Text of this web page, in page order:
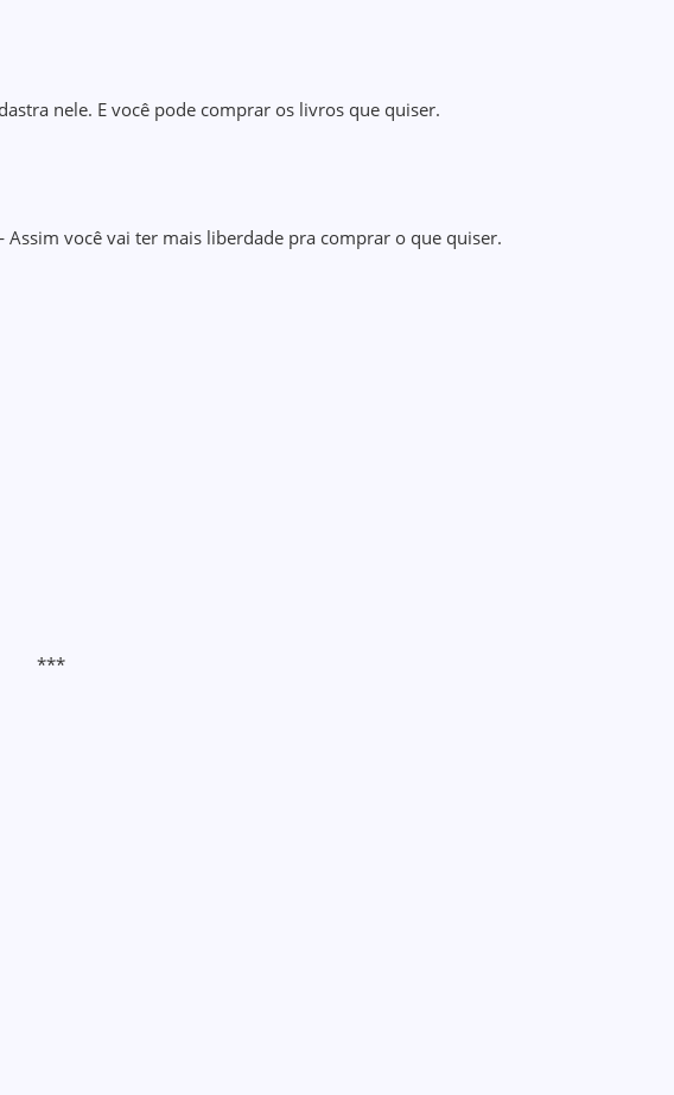
nele. E você pode comprar os livros que quiser.
você vai ter mais liberdade pra comprar o que quiser.
***